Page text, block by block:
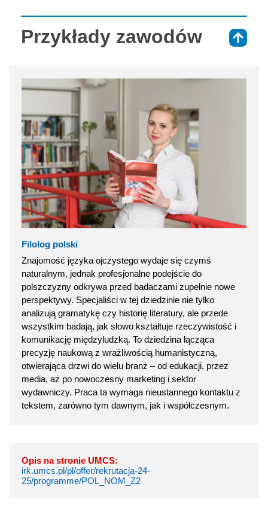
Przykłady zawodów
Filolog polski
Znajomość języka ojczystego wydaje się czymś
naturalnym, jednak profesjonalne podejście do
polszczyzny odkrywa przed badaczami zupełnie nowe
perspektywy. Specjaliści w tej dziedzinie nie tylko
analizują gramatykę czy historię literatury, ale przede
wszystkim badają, jak słowo kształtuje rzeczywistość i
komunikację międzyludzką. To dziedzina łącząca
precyzję naukową z wrażliwością humanistyczną,
otwierająca drzwi do wielu branż – od edukacji, przez
media, aż po nowoczesny marketing i sektor
wydawniczy. Praca ta wymaga nieustannego kontaktu z
tekstem, zarówno tym dawnym, jak i współczesnym.
Opis na stronie UMCS:
irk.umcs.pl/pl/offer/rekrutacja-24-
25/programme/POL_NOM_Z2